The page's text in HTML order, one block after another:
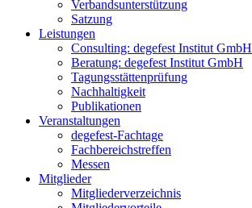
Verbandsunterstützung
Satzung
Leistungen
Consulting: degefest Institut GmbH
Beratung: degefest Institut GmbH
Tagungsstättenprüfung
Nachhaltigkeit
Publikationen
Veranstaltungen
degefest-Fachtage
Fachbereichstreffen
Messen
Mitglieder
Mitgliederverzeichnis